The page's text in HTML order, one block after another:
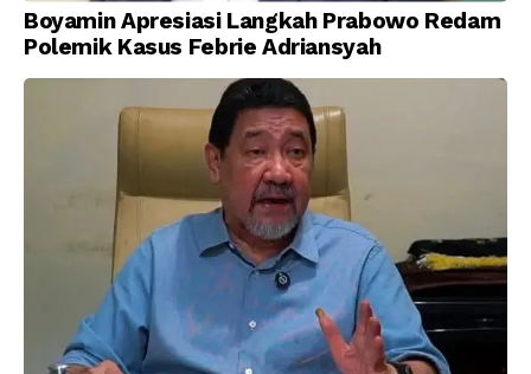
Boyamin Apresiasi Langkah Prabowo Redam
Polemik Kasus Febrie Adriansyah